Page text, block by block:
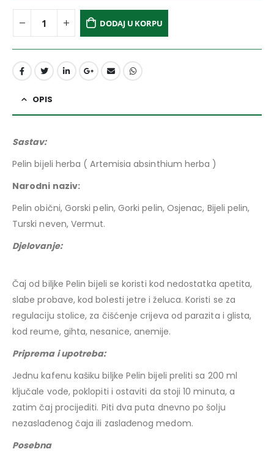
DODAJ U KORPU
OPIS
Sastav:
Pelin bijeli herba ( Artemisia absinthium herba )
Narodni naziv:
Pelin obični, Gorski pelin, Gorki pelin, Osjenac, Bijeli pelin,
Turski neven, Vermut.
Djelovanje:
Čaj od biljke Pelin bijeli se koristi kod nedostatka apetita,
slabe probave, kod bolesti jetre i želuca. Koristi se za
regulaciju stolice, za čišćenje crijeva od parazita i glista,
kod reume, gihta, nesanice, anemije.
Priprema i upotreba:
Jednu kafenu kašiku biljke Pelin bijeli preliti sa 200 ml
ključale vode, poklopiti i ostaviti da stoji 10 minuta, a
zatim čaj procijediti. Piti dva puta dnevno po šolju
nezaslađenog čaja ili zaslađenog medom.
Posebna